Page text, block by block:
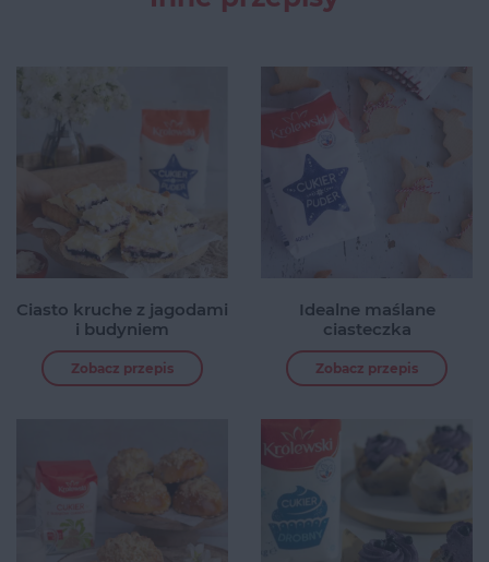
Ciasto kruche z jagodami
i budyniem
Zobacz przepis
Idealne maślane
ciasteczka
Zobacz przepis